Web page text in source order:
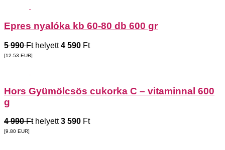
Epres nyalóka kb 60-80 db 600 gr
5 990 Fthelyett4 590 Ft
[12.53 EUR]
Hors Gyümölcsös cukorka C – vitaminnal 600
g
4 990 Fthelyett3 590 Ft
[9.80 EUR]